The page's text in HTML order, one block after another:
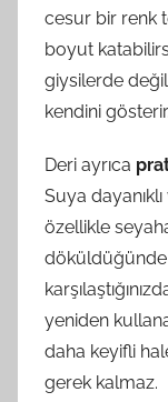
cesur bir renk
boyut
giysilerde
kendini gösterir.
Deri ayrıca
Suya
özellikle
yeniden
daha keyifli
gerek kalmaz.